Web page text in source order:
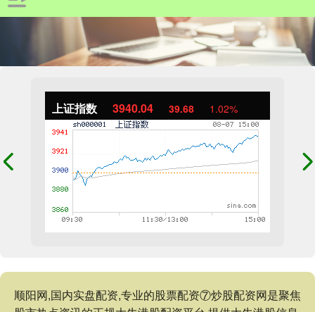
上证指数 3940.04 39.68 1.02%
顺阳网,国内实盘配资,专业的股票配资⑦炒股配资网是聚焦